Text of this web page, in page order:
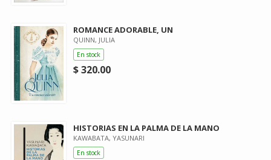
ROMANCE ADORABLE, UN
QUINN, JULIA
En stock
$ 320.00
HISTORIAS EN LA PALMA DE LA MANO
KAWABATA, YASUNARI
En stock